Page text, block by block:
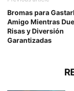
Bromas para
Amigo Mientras
Risas y Diversión
Garantizadas